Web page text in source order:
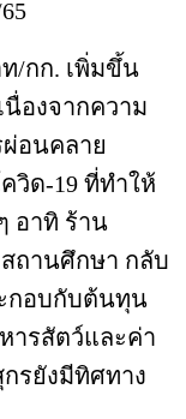
ท/กก. เพิ่มขึ้น
นื่องจากความ
อนคลาย
วิด-19 ที่ทำให้
อาทิ ร้าน
ถานศึกษา กลับ
กอบกับต้นทุน
ารสัตว์และค่า
รยังมีทิศทาง